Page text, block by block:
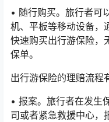
• 随行购买。旅行者可
机、平板等移动设备，
快速购买出行游保险，
保单。
出行游保险的理赔流程
• 报案。旅行者在发生
司或者紧急救援中心，